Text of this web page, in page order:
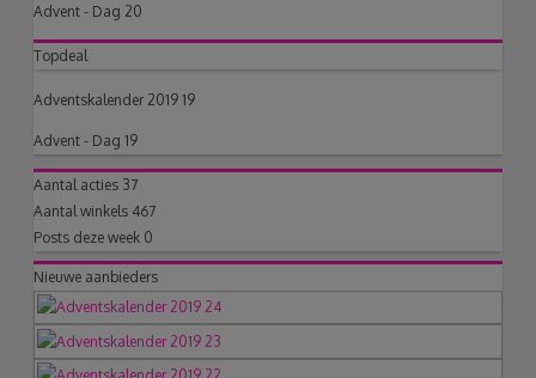
Advent - Dag 20
Topdeal
Adventskalender 2019 19
Advent - Dag 19
Aantal acties 37
Aantal winkels 467
Posts deze week 0
Nieuwe aanbieders